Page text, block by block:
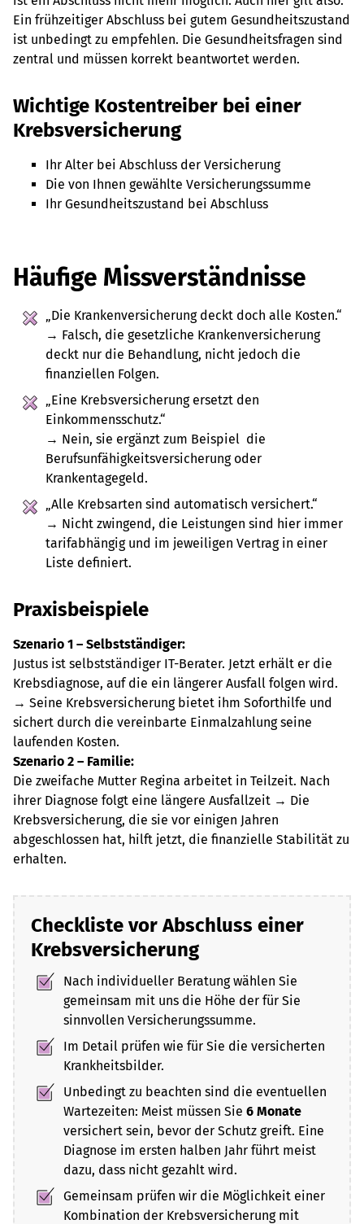
Ein frühzeitiger Abschluss bei gutem Gesundheitszustand
ist unbedingt zu empfehlen. Die Gesundheitsfragen sind
zentral und müssen korrekt beantwortet werden.
Wichtige Kostentreiber bei einer
Krebsversicherung
Ihr Alter bei Abschluss der Versicherung
Die von Ihnen gewählte Versicherungssumme
Ihr Gesundheitszustand bei Abschluss
Häufige Missverständnisse
„Die Krankenversicherung deckt doch alle Kosten.“
→ Falsch, die gesetzliche Krankenversicherung
deckt nur die Behandlung, nicht jedoch die
finanziellen Folgen.
„Eine Krebsversicherung ersetzt den
Einkommensschutz.“
→ Nein, sie ergänzt zum Beispiel die
Berufsunfähigkeitsversicherung oder
Krankentagegeld.
„Alle Krebsarten sind automatisch versichert.“
→ Nicht zwingend, die Leistungen sind hier immer
tarifabhängig und im jeweiligen Vertrag in einer
Liste definiert.
Praxisbeispiele
Szenario 1 – Selbstständiger:
Justus ist selbstständiger IT-Berater. Jetzt erhält er die
Krebsdiagnose, auf die ein längerer Ausfall folgen wird.
→ Seine Krebsversicherung bietet ihm Soforthilfe und
sichert durch die vereinbarte Einmalzahlung seine
laufenden Kosten.
Szenario 2 – Familie:
Die zweifache Mutter Regina arbeitet in Teilzeit. Nach
ihrer Diagnose folgt eine längere Ausfallzeit → Die
Krebsversicherung, die sie vor einigen Jahren
abgeschlossen hat, hilft jetzt, die finanzielle Stabilität zu
erhalten.
Checkliste vor Abschluss einer
Krebsversicherung
Nach individueller Beratung wählen Sie
gemeinsam mit uns die Höhe der für Sie
sinnvollen Versicherungssumme.
Im Detail prüfen wie für Sie die versicherten
Krankheitsbilder.
Unbedingt zu beachten sind die eventuellen
Wartezeiten: Meist müssen Sie 6 Monate
versichert sein, bevor der Schutz greift. Eine
Diagnose im ersten halben Jahr führt meist
dazu, dass nicht gezahlt wird.
Gemeinsam prüfen wir die Möglichkeit einer
Kombination der Krebsversicherung mit